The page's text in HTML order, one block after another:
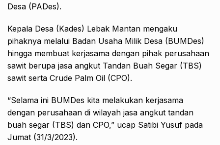
Desa (PADes).
Kepala Desa (Kades) Lebak Mantan mengaku
pihaknya melalui Badan Usaha Milik Desa (BUMDes)
hingga membuat kerjasama dengan pihak perusahaan
sawit berupa jasa angkut Tandan Buah Segar (TBS)
sawit serta Crude Palm Oil (CPO).
“Selama ini BUMDes kita melakukan kerjasama
dengan perusahaan di wilayah jasa angkut tandan
buah segar (TBS) dan CPO,” ucap Satibi Yusuf pada
Jumat (31/3/2023).